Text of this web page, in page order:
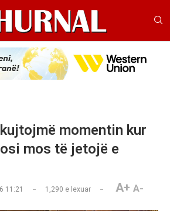
momentin kur
mos të jetojë e
11:21 1,290 e lexuar A+ A-